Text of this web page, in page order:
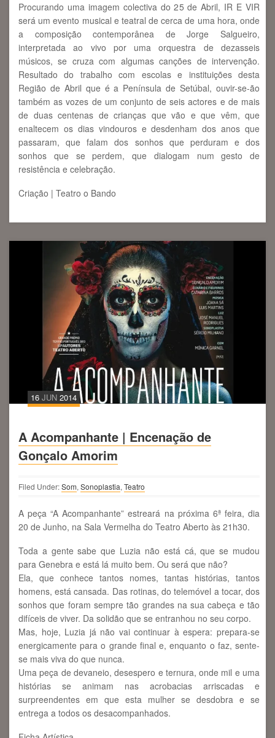
Procurando uma imagem colectiva do 25 de Abril, IR E VIR
será um evento musical e teatral de cerca de uma hora, onde
a composição contemporânea de Jorge Salgueiro,
interpretada ao vivo por uma orquestra de dezasseis
músicos, se cruza com algumas canções de intervenção.
Resultado do trabalho com escolas e instituições desta
Região de Abril que é a Península de Setúbal, ouvir-se-ão
também as vozes de um conjunto de seis actores e de mais
de duas centenas de crianças que vão e que vêm, que
enaltecem os dias vindouros e desdenham dos anos que
passaram, que falam dos sonhos que perduram e dos
sonhos que se perdem, que dialogam num gesto de
resistência e celebração.
Criação | Teatro o Bando
16 JUN 2014
A Acompanhante | Encenação de
Gonçalo Amorim
Filed Under:Som, Sonoplastia, Teatro
A peça “A Acompanhante” estreará na próxima 6ª feira, dia
20 de Junho, na Sala Vermelha do Teatro Aberto às 21h30.
Toda a gente sabe que Luzia não está cá, que se mudou
para Genebra e está lá muito bem. Ou será que não?
Ela, que conhece tantos nomes, tantas histórias, tantos
homens, está cansada. Das rotinas, do telemóvel a tocar, dos
sonhos que foram sempre tão grandes na sua cabeça e tão
difíceis de viver. Da solidão que se entranhou no seu corpo.
Mas, hoje, Luzia já não vai continuar à espera: prepara-se
energicamente para o grande final e, enquanto o faz, sente-
se mais viva do que nunca.
Uma peça de devaneio, desespero e ternura, onde mil e uma
histórias se animam nas acrobacias arriscadas e
surpreendentes em que esta mulher se desdobra e se
entrega a todos os desacompanhados.